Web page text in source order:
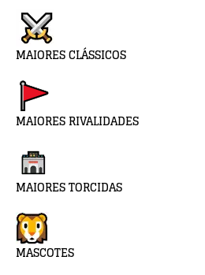
MAIORES CLÁSSICOS
MAIORES RIVALIDADES
MAIORES TORCIDAS
MASCOTES